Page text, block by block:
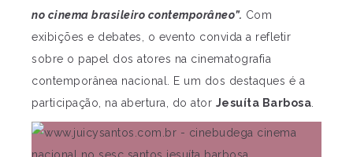
no cinema brasileiro contemporâneo”. Com
exibições e debates, o evento convida a refletir
sobre o papel dos atores na cinematografia
contemporânea nacional. E um dos destaques é a
participação, na abertura, do ator Jesuíta Barbosa